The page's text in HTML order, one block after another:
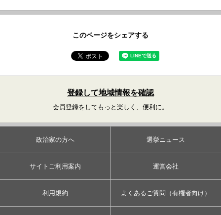
このページをシェアする
登録して地域情報を確認
会員登録をしてもっと楽しく、便利に。
政治家の方へ 選挙ニュース
サイトご利用案内 運営会社
利用規約 よくあるご質問（有権者向け）